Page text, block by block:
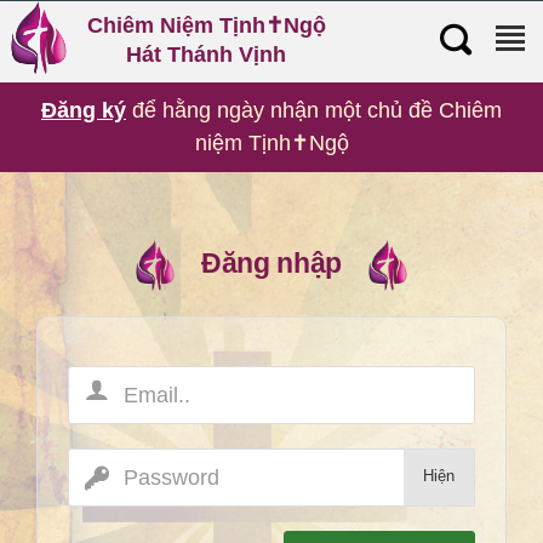
Chiêm Niệm Tịnh✝️Ngộ
Hát Thánh Vịnh
Chiêm Niệm Tịnh✝️Ngộ
cho thế giới di động
Đáp Ca Thánh Vịnh
và Tung Hô Tin Mừng
Thư Viện Bản Nhạc
Đăng ký để hằng ngày nhận một chủ đề Chiêm
niệm Tịnh✝️Ngộ
Đăng nhập
Hiện